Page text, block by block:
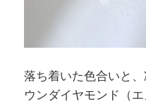
落ち着いた色合いと
ウンダイヤモンド（